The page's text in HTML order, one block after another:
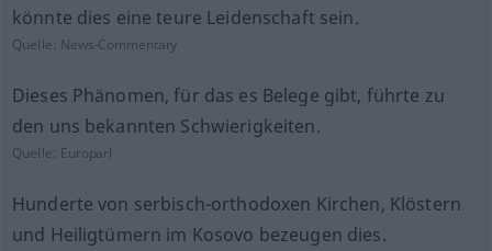
könnte dies eine teure Leidenschaft sein.
Quelle: News-Commentary
Dieses Phänomen, für das es Belege gibt, führte zu
den uns bekannten Schwierigkeiten.
Quelle: Europarl
Hunderte von serbisch-orthodoxen Kirchen, Klöstern
und Heiligtümern im Kosovo bezeugen dies.